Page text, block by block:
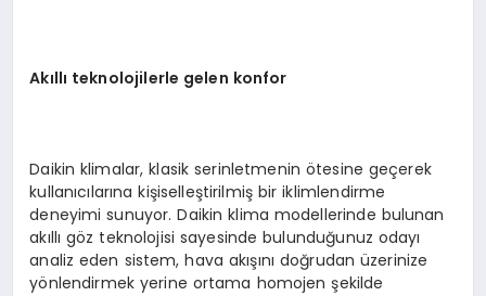
Akıllı teknolojilerle gelen konfor
Daikin klimalar, klasik serinletmenin ötesine geçerek
kullanıcılarına kişiselleştirilmiş bir iklimlendirme
deneyimi sunuyor. Daikin klima modellerinde bulunan
akıllı göz teknolojisi sayesinde bulunduğunuz odayı
analiz eden sistem, hava akışını doğrudan üzerinize
yönlendirmek yerine ortama homojen şekilde